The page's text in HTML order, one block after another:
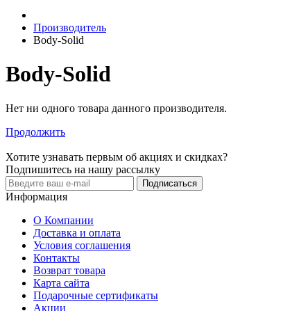
Производитель
Body-Solid
Body-Solid
Нет ни одного товара данного производителя.
Продолжить
Хотите узнавать первым об акциях и скидках?
Подпишитесь на нашу рассылку
Подписаться
Информация
О Компании
Доставка и оплата
Условия соглашения
Контакты
Возврат товара
Карта сайта
Подарочные сертификаты
Акции